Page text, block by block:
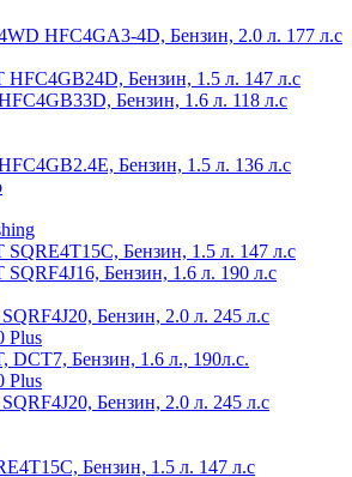
HFC4GA3-4D, Бензин, 2.0 л. 177 л.с
HFC4GB24D, Бензин, 1.5 л. 147 л.с
Бензин, 1.6 л. 118 л.с
Бензин, 1.5 л. 136 л.с
SQRE4T15C, Бензин, 1.5 л. 147 л.с
SQRF4J16, Бензин, 1.6 л. 190 л.с
Бензин, 2.0 л. 245 л.с
Plus
DCT7, Бензин, 1.6 л., 190л.с.
Plus
Бензин, 2.0 л. 245 л.с
Бензин, 1.5 л. 147 л.с